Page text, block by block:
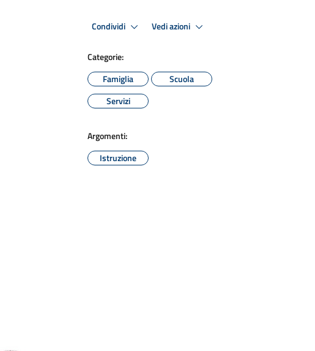
Condividi Vedi azioni
Categorie:
Famiglia
Scuola
Servizi
Argomenti:
Istruzione
funzionamento e
informazioni